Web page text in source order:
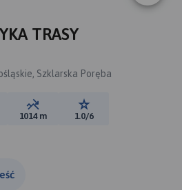
TRASY
Szklarska Poręba
przewyższeń:Suma spadków:
1014 m Ocena trasy:
1.0/6